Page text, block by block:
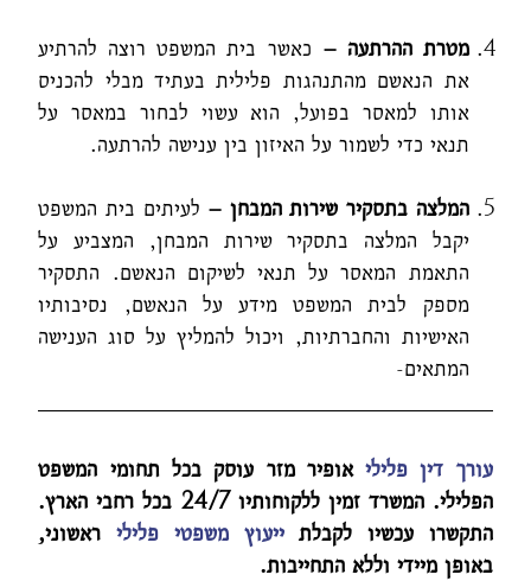
מטרת ההרתעה – כאשר בית המשפט רוצה להרתיע
את הנאשם מהתנהגות פלילית בעתיד מבלי להכניס
אותו למאסר בפועל, הוא עשוי לבחור במאסר על
תנאי כדי לשמור על האיזון בין ענישה להרתעה.
המלצה בתסקיר שירות המבחן – לעיתים בית המשפט
יקבל המלצה בתסקיר שירות המבחן, המצביע על
התאמת המאסר על תנאי לשיקום הנאשם. התסקיר
מספק לבית המשפט מידע על הנאשם, נסיבותיו
האישיות והחברתיות, ויכול להמליץ על סוג הענישה
המתאים-
עורך דין פליליאופיר מזר עוסק בכל תחומי המשפט
הפלילי. המשרד זמין ללקוחותיו 24/7 בכל רחבי הארץ.
התקשרו עכשיו לקבלתייעוץ משפטי פליליראשוני,
באופן מיידי וללא התחייבות.